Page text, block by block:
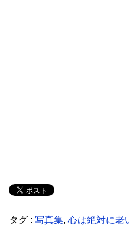
タグ : 写真集, 心は絶対に老